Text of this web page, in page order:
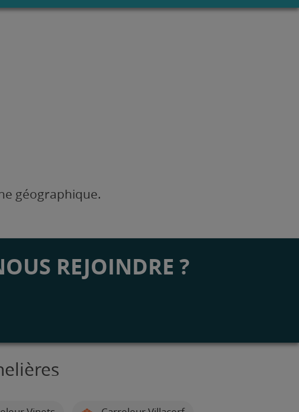
géographique.
REJOINDRE ?